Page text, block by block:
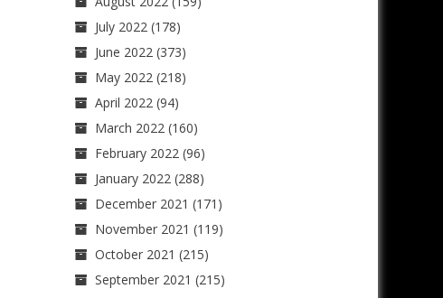
July 2022(178)
June 2022(373)
May 2022(218)
April 2022(94)
March 2022(160)
February 2022(96)
January 2022(288)
December 2021 (171)
November 2021 (119)
October 2021 (215)
September 2021 (215)